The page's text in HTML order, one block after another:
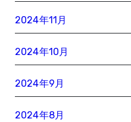
2024年11月
2024年10月
2024年9月
2024年8月